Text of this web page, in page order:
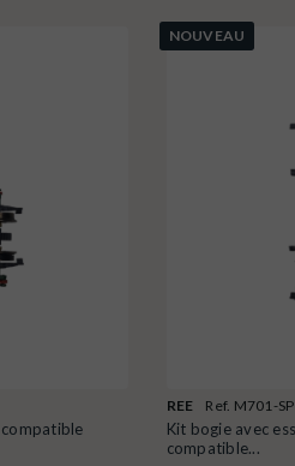
compatible
NOUVEAU
REE Ref. M701-
Kit bogie avec
compatible...